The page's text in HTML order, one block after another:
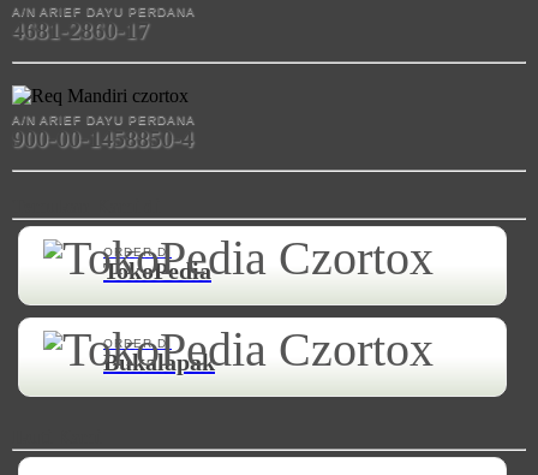
A/N ARIEF DAYU PERDANA
4681-2860-17
A/N ARIEF DAYU PERDANA
900-00-1458850-4
ORDER DI
TokoPedia
ORDER DI
Bukalapak